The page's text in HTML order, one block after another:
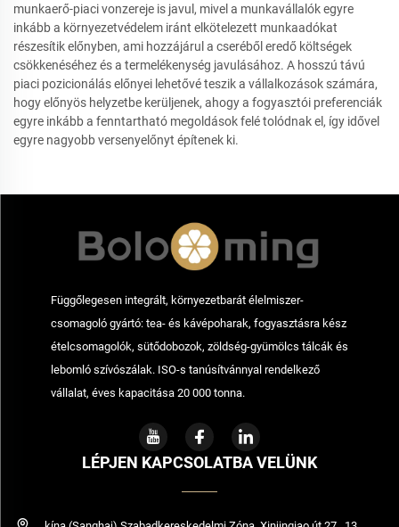
munkaerő-piaci vonzereje is javul, mivel a munkavállalók egyre
inkább a környezetvédelem iránt elkötelezett munkaadókat
részesítik előnyben, ami hozzájárul a cseréből eredő költségek
csökkenéséhez és a termelékenység javulásához. A hosszú távú
piaci pozicionálás előnyei lehetővé teszik a vállalkozások számára,
hogy előnyös helyzetbe kerüljenek, ahogy a fogyasztói preferenciák
egyre inkább a fenntartható megoldások felé tolódnak el, így idővel
egyre nagyobb versenyelőnyt építenek ki.
Függőlegesen integrált, környezetbarát élelmiszer-
csomagoló gyártó: tea- és kávépoharak, fogyasztásra kész
ételcsomagolók, sütődobozok, zöldség-gyümölcs tálcák és
lebomló szívószálak. ISO-s tanúsítvánnyal rendelkező
vállalat, éves kapacitása 20 000 tonna.
LÉPJEN KAPCSOLATBA VELÜNK